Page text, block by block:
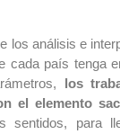
los análisis e
cada país tenga
los
el elemento
sentidos, para